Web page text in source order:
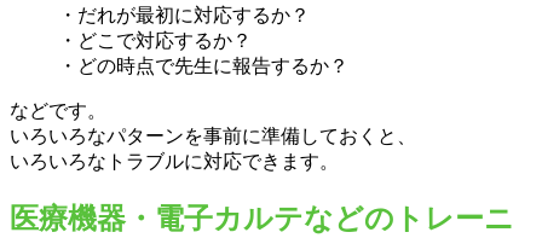
・だれが最初に対応するか？
・どこで対応するか？
・どの時点で先生に報告するか？
などです。
いろいろなパターンを事前に準備しておくと、
いろいろなトラブルに対応できます。
医療機器・電子カルテなどのトレーニ